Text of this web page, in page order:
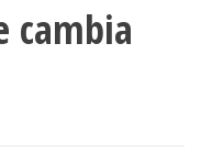
cambia